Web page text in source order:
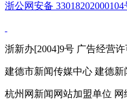
浙公网安备 33018202000104
浙新办[2004]9号 广告经营
建德市新闻传媒中心 建德
杭州网新闻网站加盟单位 网